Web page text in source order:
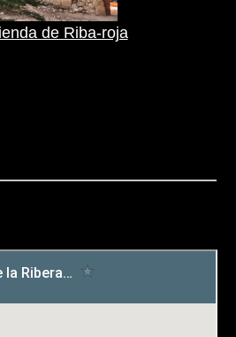
de Riba-roja